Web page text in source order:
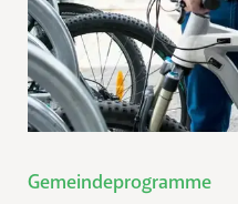
Gemeindeprogramme